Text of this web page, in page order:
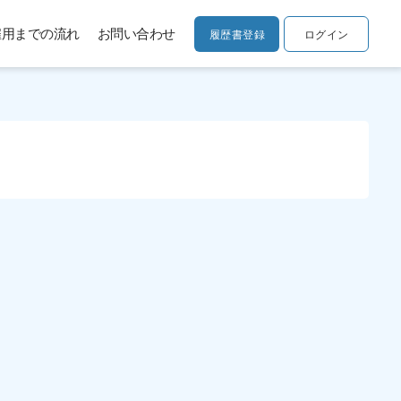
までの流れ お問い合わせ 履歴書登録 ログイン